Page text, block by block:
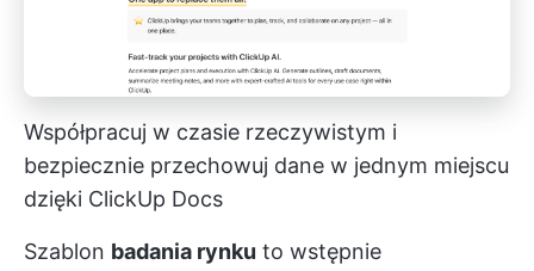
Współpracuj w czasie rzeczywistym i
bezpiecznie przechowuj dane w jednym miejscu
dzięki ClickUp Docs
Szablon badania rynku to wstępnie